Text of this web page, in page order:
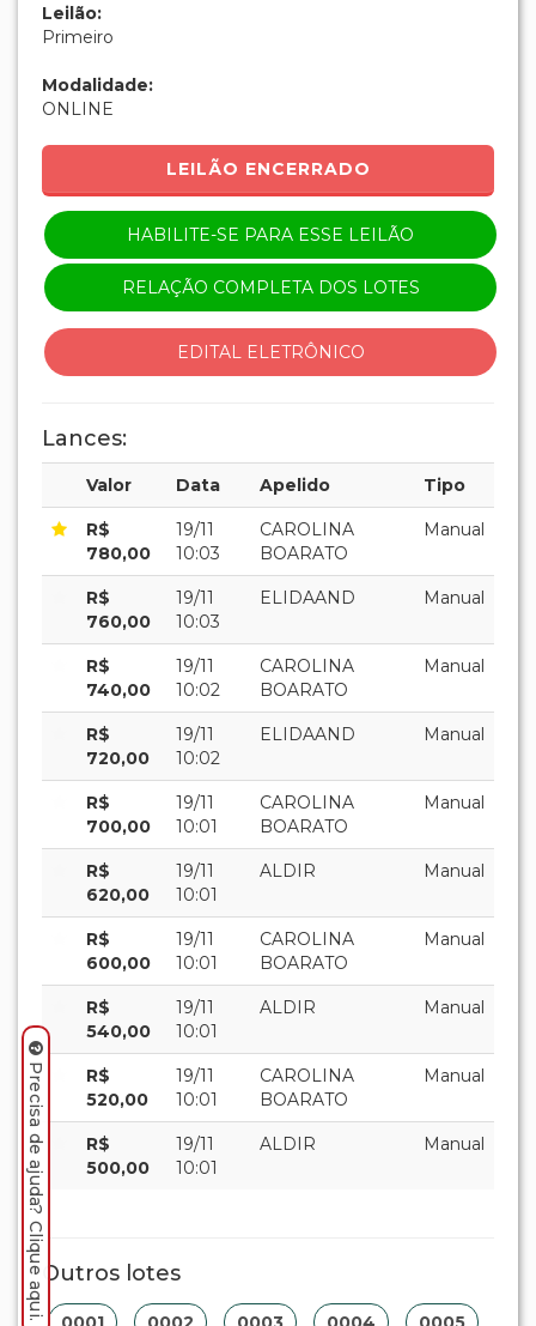
Leilão:
Primeiro
Modalidade:
ONLINE
LEILÃO ENCERRADO
HABILITE-SE PARA ESSE LEILÃO
RELAÇÃO COMPLETA DOS LOTES
EDITAL ELETRÔNICO
Lances:
Valor Data Apelido Tipo
R$
780,00
19/11
10:03
CAROLINA
BOARATO
Manual
R$
760,00
19/11
10:03
ELIDAAND Manual
R$
740,00
19/11
10:02
CAROLINA
BOARATO
Manual
R$
720,00
19/11
10:02
ELIDAAND Manual
R$
700,00
19/11
10:01
CAROLINA
BOARATO
Manual
R$
620,00
19/11
10:01
ALDIR Manual
R$
600,00
19/11
10:01
CAROLINA
BOARATO
Manual
R$
540,00
19/11
10:01
ALDIR Manual
R$
520,00
19/11
10:01
CAROLINA
BOARATO
Manual
R$
500,00
19/11
10:01
ALDIR Manual
Outros lotes
Precisa de ajuda? Clique aqui.